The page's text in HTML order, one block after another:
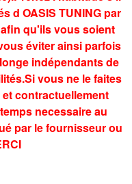
d OASIS TUNING par
qu'ils vous soient
éviter ainsi parfois
indépendants de
vous ne le faites
contractuellement
necessaire au
par le fournisseur ou